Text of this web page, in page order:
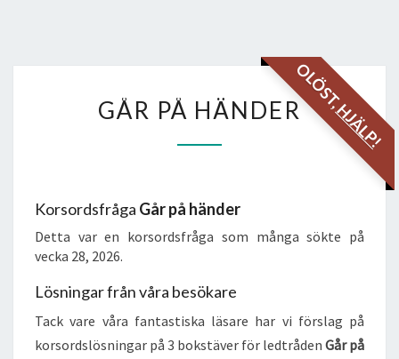
OLÖST,
HJÄLP!
PÅ
GÅR PÅ HÄNDER
Korsordsfråga Går på händer
Detta var en korsordsfråga som många sökte på
vecka 28, 2026.
Lösningar från våra besökare
Tack vare våra fantastiska läsare har vi förslag på
korsordslösningar på 3 bokstäver för ledtråden Går på